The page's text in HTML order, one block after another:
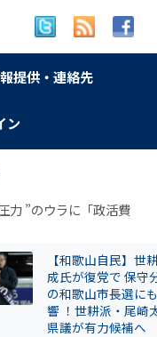
提供・連絡先
ン
力 ”のウラに「政活費
特別企画 解放同盟
政等が 過去に公開
部落・同和地区リ